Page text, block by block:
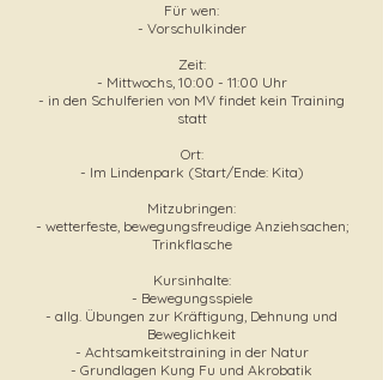
Für wen:
- Vorschulkinder
Zeit:
- Mittwochs, 10:00 - 11:00 Uhr
- in den Schulferien von MV findet kein Training
statt
Ort:
- Im Lindenpark (Start/Ende: Kita)
Mitzubringen:
- wetterfeste, bewegungsfreudige Anziehsachen;
Trinkflasche
Kursinhalte:
- Bewegungsspiele
- allg. Übungen zur Kräftigung, Dehnung und
Beweglichkeit
- Achtsamkeitstraining in der Natur
- Grundlagen Kung Fu und Akrobatik